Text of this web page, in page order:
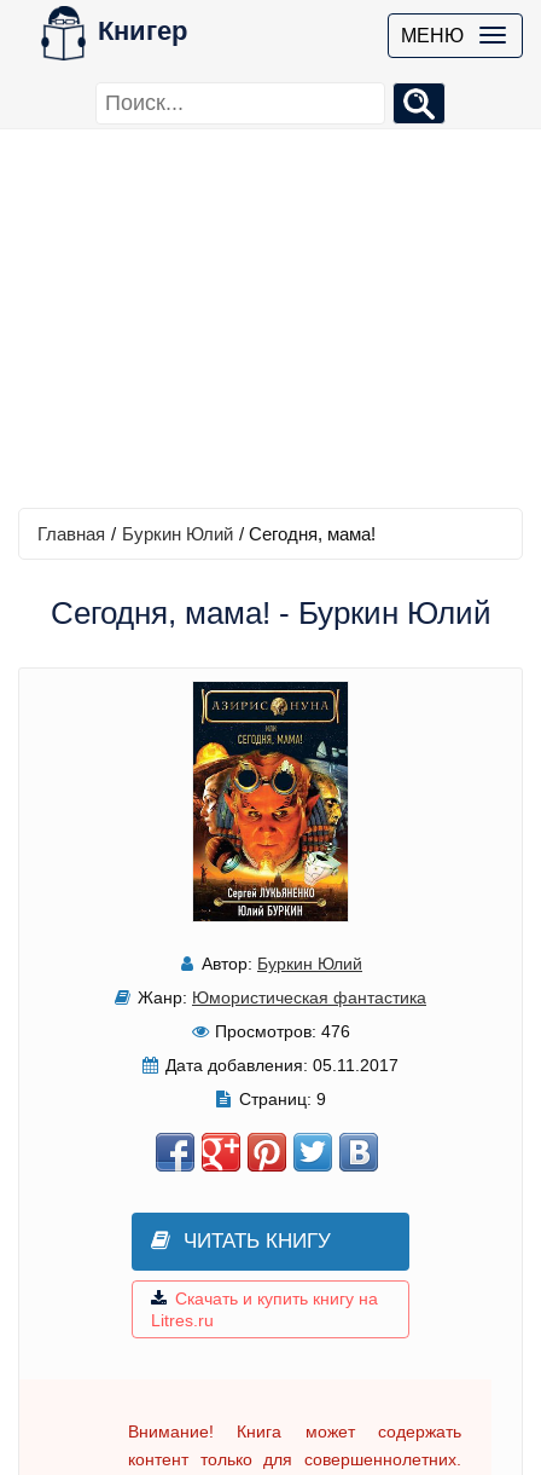
Книгер МЕНЮ
Главная / Буркин Юлий / Сегодня, мама!
Сегодня, мама! - Буркин Юлий
Автор: Буркин Юлий
Жанр: Юмористическая фантастика
Просмотров: 476
Дата добавления: 05.11.2017
Страниц: 9
ЧИТАТЬ КНИГУ
Скачать и купить книгу на
Litres.ru
Внимание! Книга может содержать
контент только для совершеннолетних.